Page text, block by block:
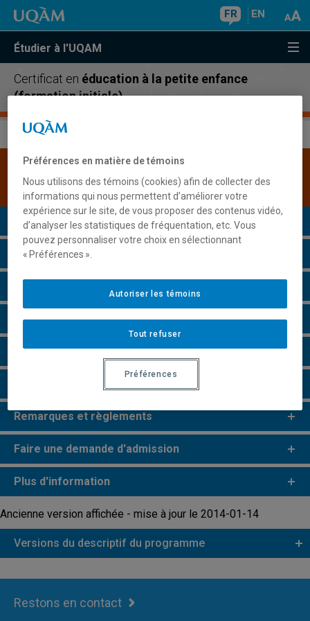
FR EN
Étudier à l'UQAM
Certificat en éducation à la petite enfance
(formation initiale)
disponible.Cliquez ici pour la consulter.
Présentation du programme
Conditions d'admission
Grille de cheminement
Particularités
Remarques et règlements
Faire une demande d'admission
Plus d'information
Ancienne version affichée - mise à jour le 2014-01-14
Versions du descriptif du programme
Restons en contact
Préférences en matière de témoins
Nous utilisons des témoins (cookies) afin de collecter des
informations qui nous permettent d’améliorer votre
expérience sur le site, de vous proposer des contenus vidéo,
d’analyser les statistiques de fréquentation, etc. Vous
pouvez personnaliser votre choix en sélectionnant
« Préférences ».
Tout refuser
Autoriser les témoins
Préférences